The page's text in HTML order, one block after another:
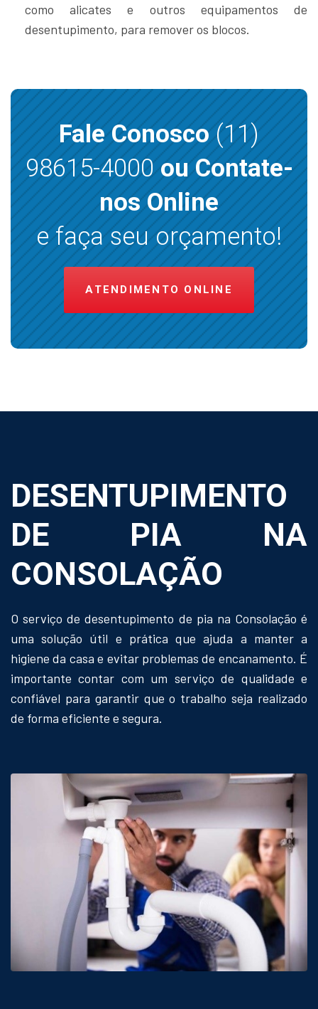
como alicates e outros equipamentos de
desentupimento, para remover os blocos.
Fale Conosco(11)
98615-4000ou Contate-
nos Online
e faça seu orçamento!
ATENDIMENTO ONLINE
DESENTUPIMENTO
DE PIA NA
CONSOLAÇÃO
O serviço de desentupimento de pia na Consolação é
uma solução útil e prática que ajuda a manter a
higiene da casa e evitar problemas de encanamento. É
importante contar com um serviço de qualidade e
confiável para garantir que o trabalho seja realizado
de forma eficiente e segura.